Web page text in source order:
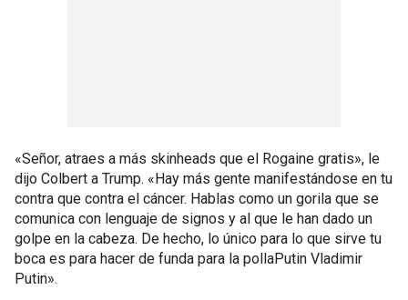
«Señor, atraes a más skinheads que el Rogaine gratis», le
dijo Colbert a Trump. «Hay más gente manifestándose en tu
contra que contra el cáncer. Hablas como un gorila que se
comunica con lenguaje de signos y al que le han dado un
golpe en la cabeza. De hecho, lo único para lo que sirve tu
boca es para hacer de funda para la pollaPutin Vladimir
Putin».